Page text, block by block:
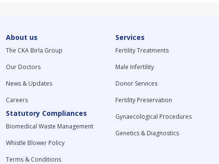
About us
The CKA Birla Group
Our Doctors
News & Updates
Careers
Statutory Compliances
Biomedical Waste Management
Whistle Blower Policy
Terms & Conditions
Services
Fertility Treatments
Male Infertility
Donor Services
Fertility Preservation
Gynaecological Procedures
Genetics & Diagnostics